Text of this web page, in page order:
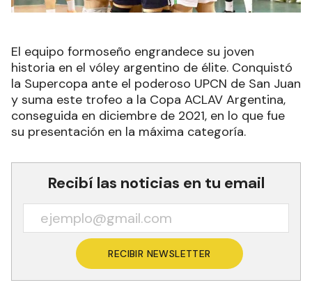
El equipo formoseño engrandece su joven
historia en el vóley argentino de élite. Conquistó
la Supercopa ante el poderoso UPCN de San Juan
y suma este trofeo a la Copa ACLAV Argentina,
conseguida en diciembre de 2021, en lo que fue
su presentación en la máxima categoría.
Recibí las noticias en tu email
RECIBIR NEWSLETTER